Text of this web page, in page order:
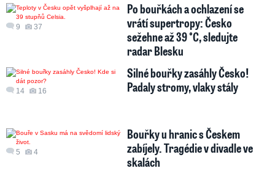
9 37
Po bouřkách a ochlazení se
vrátí supertropy: Česko
sežehne až 39 °C, sledujte
radar Blesku
14 16
Silné bouřky zasáhly Česko!
Padaly stromy, vlaky stály
5 4
Bouřky u hranic s Českem
zabíjely. Tragédie v divadle ve
skalách